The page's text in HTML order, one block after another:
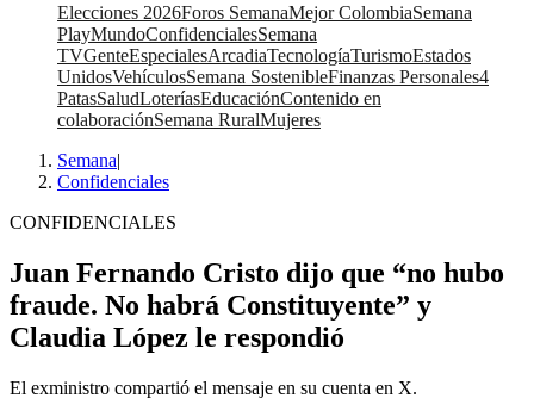
Elecciones 2026Foros SemanaMejor ColombiaSemana
PlayMundoConfidencialesSemana
TVGenteEspecialesArcadiaTecnologíaTurismoEstados
UnidosVehículosSemana SostenibleFinanzas Personales4
PatasSaludLoteríasEducaciónContenido en
colaboraciónSemana RuralMujeres
Semana|
Confidenciales
CONFIDENCIALES
Juan Fernando Cristo dijo que “no hubo
fraude. No habrá Constituyente” y
Claudia López le respondió
El exministro compartió el mensaje en su cuenta en X.